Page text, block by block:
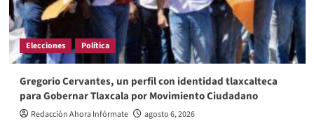
Elecciones Política
Gregorio Cervantes, un perfil con identidad tlaxcalteca
para Gobernar Tlaxcala por Movimiento Ciudadano
Redacción Ahora Infórmate agosto 6, 2026